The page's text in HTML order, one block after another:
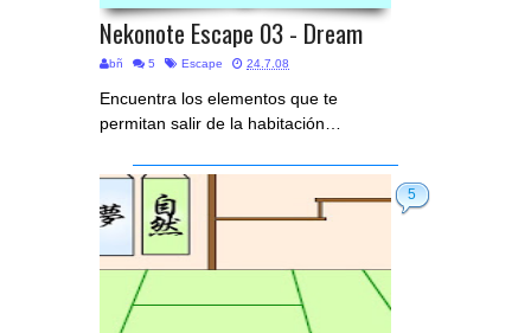
Nekonote Escape 03 - Dream
bñ 5 Escape 24.7.08
Encuentra los elementos que te
permitan salir de la habitación…
5